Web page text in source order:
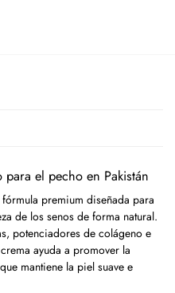
el pecho en Pakistán
fórmula premium diseñada para
de los senos de forma natural.
potenciadores de colágeno e
ayuda a promover la
mantiene la piel suave e